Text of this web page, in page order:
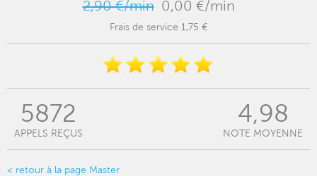
2,90 €/min 0,00 €/min
Frais de service 1,75 €
5872
APPELS REÇUS
4,98
NOTE MOYENNE
< retour à la page Master